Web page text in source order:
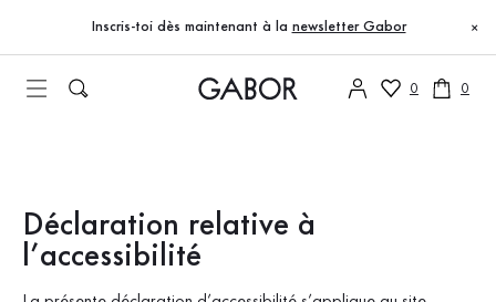
Accéder au contenu principal
Accéder à la table des matières
Accéder à la navigation principale
Inscris-toi dès maintenant à la newsletter Gabor ×
0 0
Déclaration relative à
l’accessibilité